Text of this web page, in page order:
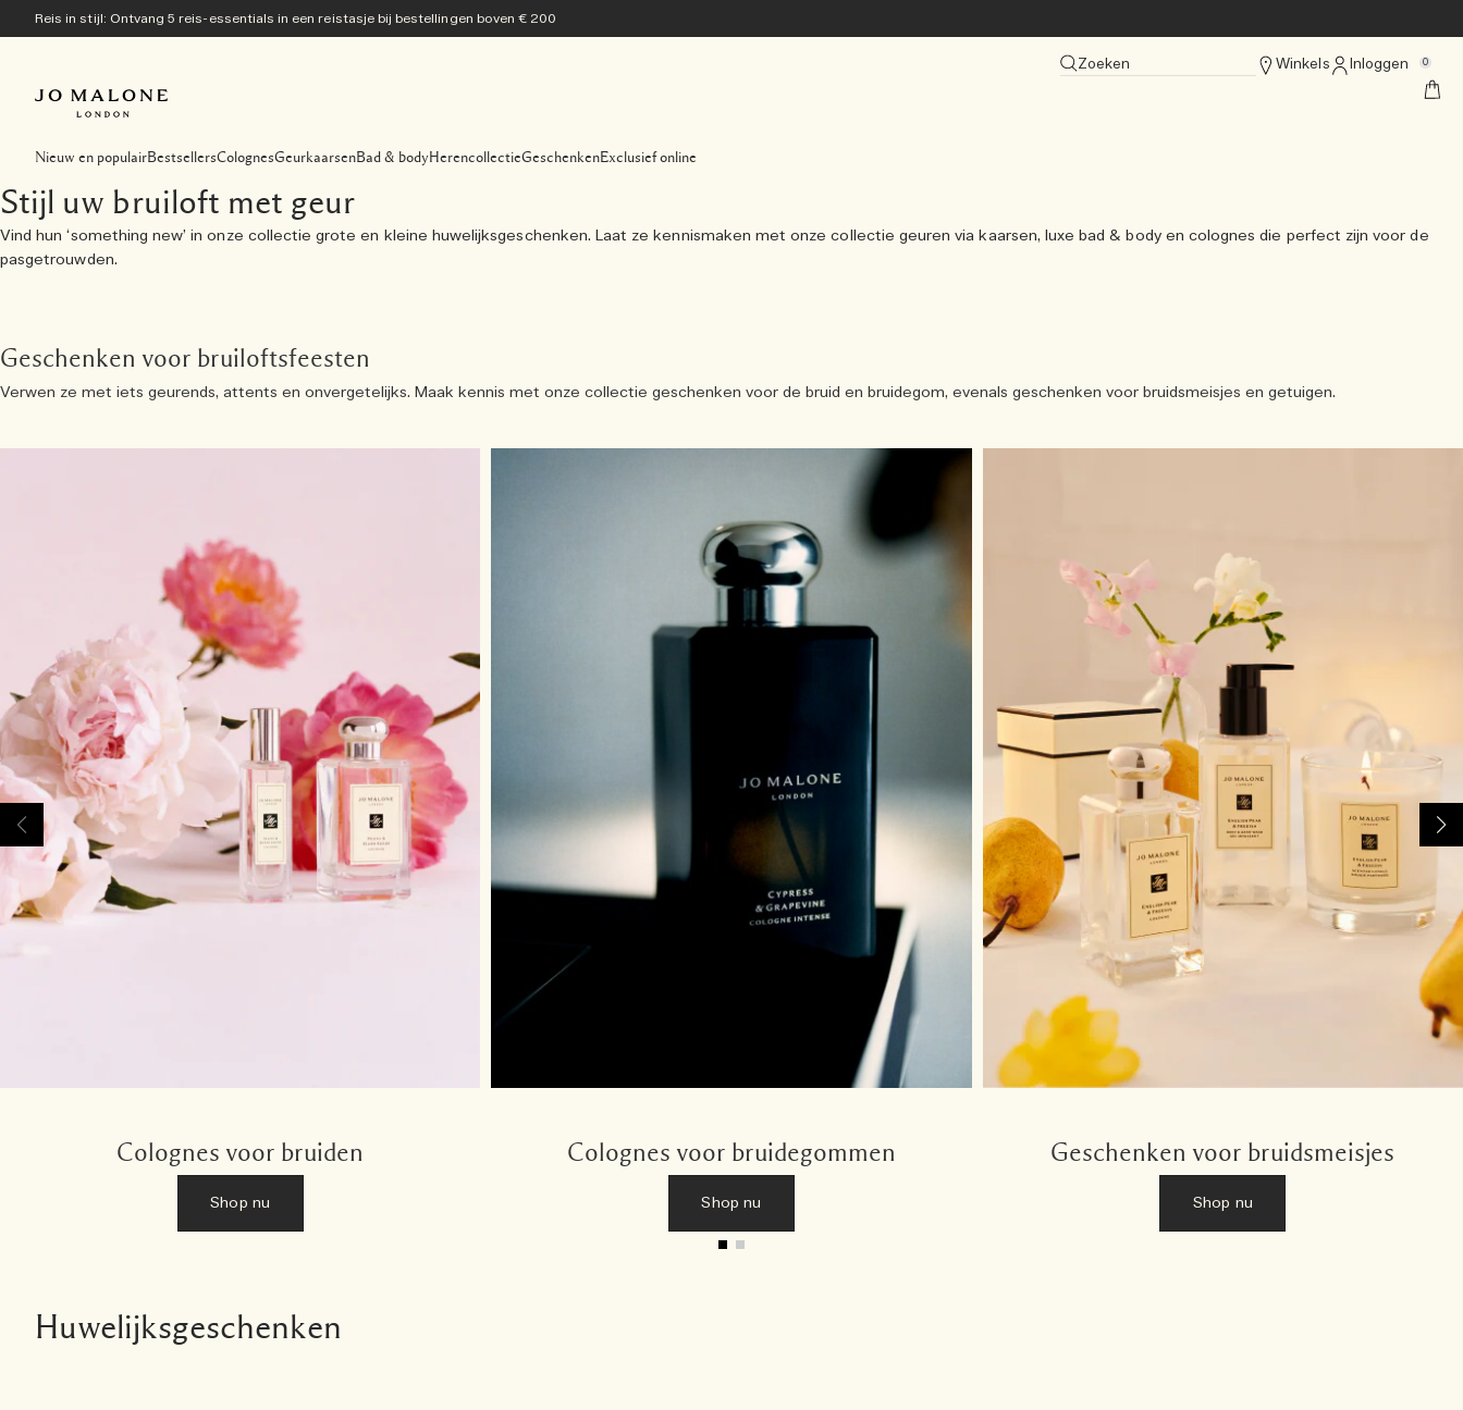
Reis in stijl: Ontvang 5 reis-essentials in een reistasje bij bestellingen boven € 200
Zoeken Winkels Inloggen 0
Nieuw en populairBestsellersColognesGeurkaarsenBad & bodyHerencollectieGeschenkenExclusief online
Stijl uw bruiloft met geur
Vind hun ‘something new’ in onze collectie grote en kleine huwelijksgeschenken. Laat ze kennismaken met onze collectie geuren via kaarsen, luxe bad & body en colognes die perfect zijn voor de
pasgetrouwden.
Geschenken voor bruiloftsfeesten
Verwen ze met iets geurends, attents en onvergetelijks. Maak kennis met onze collectie geschenken voor de bruid en bruidegom, evenals geschenken voor bruidsmeisjes en getuigen.
Colognes voor bruiden
Shop nu
Colognes voor bruidegommen
Shop nu
Geschenken voor bruidsmeisjes
Shop nu
Huwelijksgeschenken